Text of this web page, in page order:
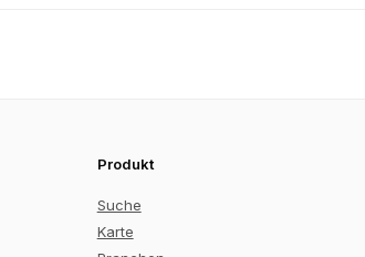
Produkt
Suche
Karte